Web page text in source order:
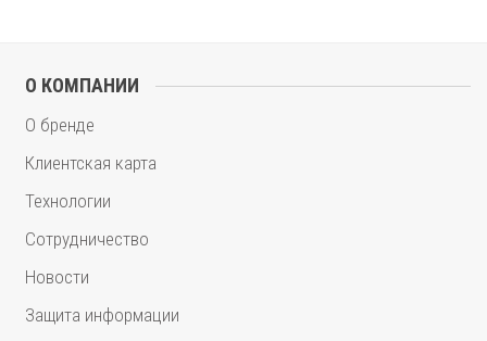
О КОМПАНИИ
О бренде
Клиентская карта
Технологии
Сотрудничество
Новости
Защита информации